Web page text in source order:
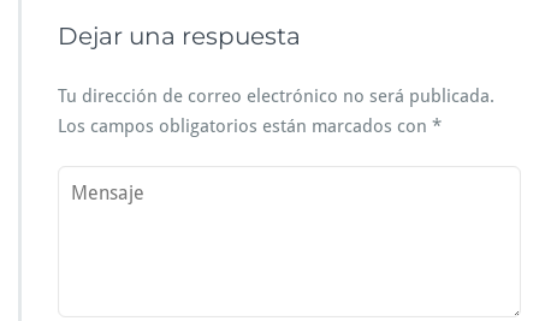
Dejar una respuesta
Tu dirección de correo electrónico no será publicada.
Los campos obligatorios están marcados con *